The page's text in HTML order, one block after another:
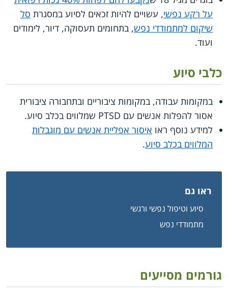
על רקע נפשי, עשויים להיות זכאים לסיוע במסגרת סל
שיקום למתמודדי נפש, בתחומים תעסוקה, דיור, לימודים
ועוד.
כלבי סיוע
במקומות עבודה, במקומות ציבוריים ובתחבורה ציבורית
אסור להפלות אנשים עם PTSD שמלווים בכלב סיוע.
למידע נוסף ראו איסור אפליית אנשים עם מוגבלות
המלווים בכלב סיוע.
ראו גם
סיוע וטיפול נפשי ורגשי
מתמודדי נפש
גורמים מסייעים